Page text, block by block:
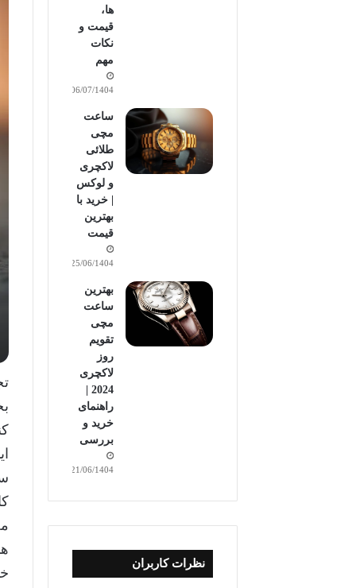
ها،
قیمت و
نکات
مهم
06/07/1404
ساعت
مچی
طلائی
لاکچری
و لوکس
| خرید با
بهترین
قیمت
25/06/1404
بهترین
ساعت
مچی
تقویم
روز
لاکچری
راهنمای
خرید و
بررسی
21/06/1404
نظرات کاربران